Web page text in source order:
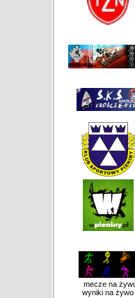
mecze na
wyniki na żywo